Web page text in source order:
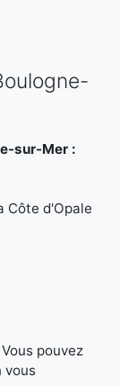
sur-Mer :
Côte d'Opale
pouvez
vous